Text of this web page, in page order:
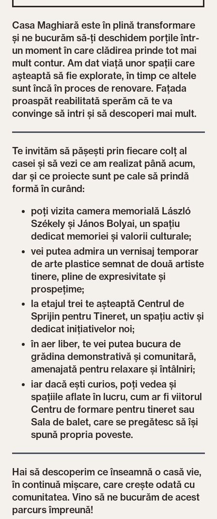
Casa Maghiară este în plină transformare
și ne bucurăm să-ți deschidem porțile într-
un moment în care clădirea prinde tot mai
mult contur. Am dat viață unor spații care
așteaptă să fie explorate, în timp ce altele
sunt încă în proces de renovare. Fațada
proaspăt reabilitată sperăm că te va
convinge să intri și să descoperi mai mult.
Te invităm să pășești prin fiecare colț al
casei și să vezi ce am realizat până acum,
dar și ce proiecte sunt pe cale să prindă
formă în curând:
poți vizita camera memorială László
Székely și János Bolyai, un spațiu
dedicat memoriei și valorii culturale;
vei putea admira un vernisaj temporar
de arte plastice semnat de două artiste
tinere, pline de expresivitate și
prospețime;
la etajul trei te așteaptă Centrul de
Sprijin pentru Tineret, un spațiu activ și
dedicat inițiativelor noi;
în aer liber, te vei putea bucura de
grădina demonstrativă și comunitară,
amenajată pentru relaxare și întâlniri;
iar dacă ești curios, poți vedea și
spațiile aflate în lucru, cum ar fi viitorul
Centru de formare pentru tineret sau
Sala de balet, care se pregătesc să își
spună propria poveste.
Hai să descoperim ce înseamnă o casă vie,
în continuă mișcare, care crește odată cu
comunitatea. Vino să ne bucurăm de acest
parcurs împreună!